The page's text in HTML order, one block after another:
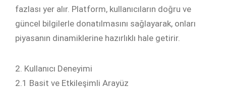
fazlası yer alır. Platform, kullanıcıların doğru ve
güncel bilgilerle donatılmasını sağlayarak, onları
piyasanın dinamiklerine hazırlıklı hale getirir.
2. Kullanıcı Deneyimi
2.1 Basit ve Etkileşimli Arayüz